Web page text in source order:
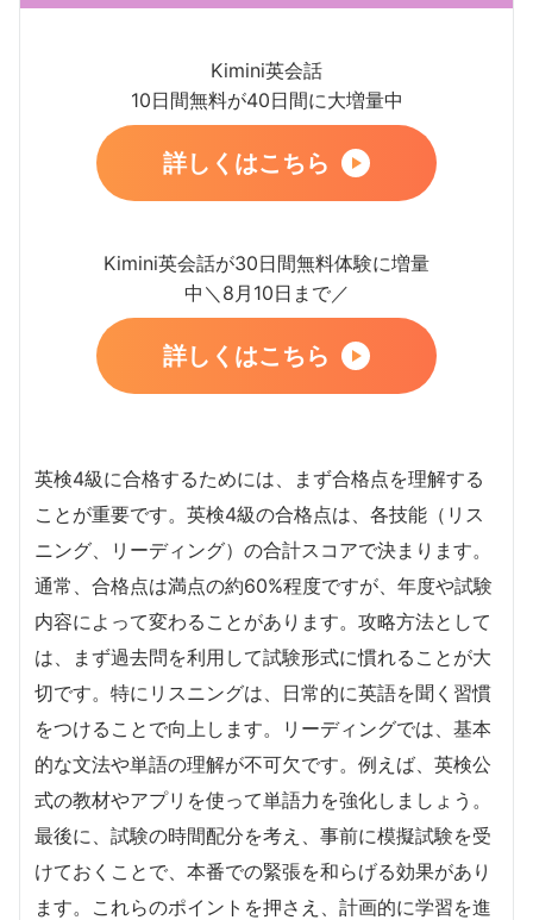
Kimini英会話
10日間無料が40日間に大増量中
詳しくはこちら
Kimini英会話が30日間無料体験に増量
中＼8月10日まで／
詳しくはこちら
英検4級に合格するためには、まず合格点を理解する
ことが重要です。英検4級の合格点は、各技能（リス
ニング、リーディング）の合計スコアで決まります。
通常、合格点は満点の約60%程度ですが、年度や試験
内容によって変わることがあります。攻略方法として
は、まず過去問を利用して試験形式に慣れることが大
切です。特にリスニングは、日常的に英語を聞く習慣
をつけることで向上します。リーディングでは、基本
的な文法や単語の理解が不可欠です。例えば、英検公
式の教材やアプリを使って単語力を強化しましょう。
最後に、試験の時間配分を考え、事前に模擬試験を受
けておくことで、本番での緊張を和らげる効果があり
ます。これらのポイントを押さえ、計画的に学習を進